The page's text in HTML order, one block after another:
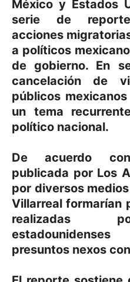
México y Estados
serie de
acciones
a políticos
de gobierno. En
cancelación de
públicos
un tema
político nacional.
De acuerdo
publicada por Los
por diversos
Villarreal formarían
realizadas
presuntos nexos